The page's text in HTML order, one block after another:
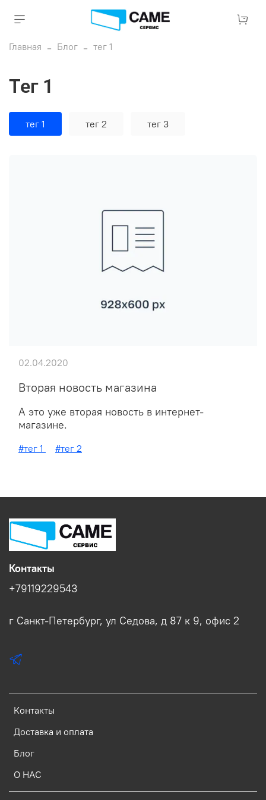
Главная Блог тег 1
тег 1
тег 1 тег 2 тег 3
Вторая новость магазина
А это уже вторая новость в интернет-
магазине.
02.04.2020
#тег 1 #тег 2
Контакты
Доставка и оплата
Блог
О НАС
Контакты
+79119229543
г Санкт-Петербург, ул Седова, д 87 к 9, офис 2